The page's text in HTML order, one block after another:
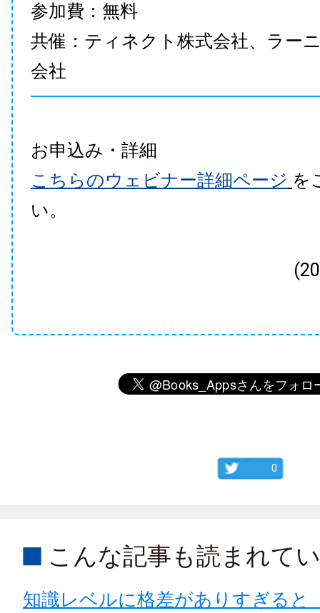
参加費：無料
共催：ティネクト株式会社、ラー
会社
お申込み・詳細
こちらのウェビナー詳細ページ を
い。
0
こんな記事も読まれて
知識レベルに格差がありすぎると